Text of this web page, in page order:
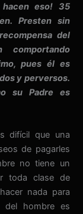
hacen eso! 35
Presten sin
del
pues él es
y perversos.
su Padre es
difícil que una
de pagarles
no tiene un
toda clase de
nada para
del hombre es